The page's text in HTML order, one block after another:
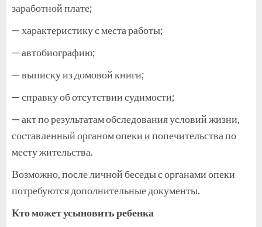
заработной плате;
— характеристику с места работы;
— автобиографию;
— выписку из домовой книги;
— справку об отсутствии судимости;
— акт по результатам обследования условий жизни,
составленный органом опеки и попечительства по
месту жительства.
Возможно, после личной беседы с органами опеки
потребуются дополнительные документы.
Кто может усыновить ребенка